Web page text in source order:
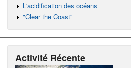
L'acidification des océans
"Clear the Coast"
Activité Récente